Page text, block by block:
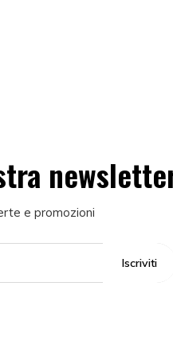
e promozioni
Iscriviti